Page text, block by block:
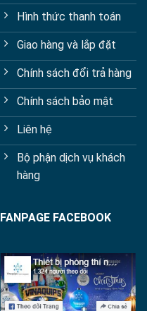
Hình thức thanh toán
Giao hàng và lắp đặt
Chính sách đổi trả hàng
Chính sách bảo mật
Liên hệ
Bộ phận dịch vụ khách
hàng
FANPAGE FACEBOOK